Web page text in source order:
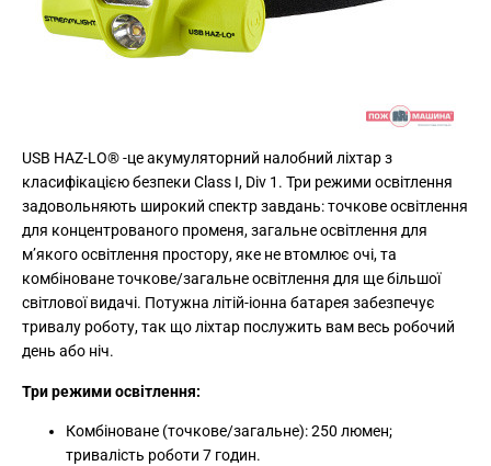
USB HAZ-LO® -це акумуляторний налобний ліхтар з
класифікацією безпеки Class I, Div 1. Три режими освітлення
задовольняють широкий спектр завдань: точкове освітлення
для концентрованого променя, загальне освітлення для
м’якого освітлення простору, яке не втомлює очі, та
комбіноване точкове/загальне освітлення для ще більшої
світлової видачі. Потужна літій-іонна батарея забезпечує
тривалу роботу, так що ліхтар послужить вам весь робочий
день або ніч.
Три режими освітлення:
Комбіноване (точкове/загальне): 250 люмен;
тривалість роботи 7 годин.